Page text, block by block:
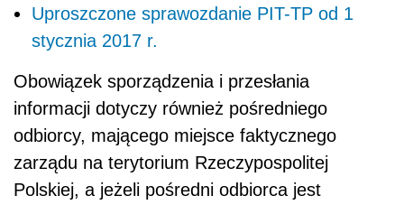
Uproszczone sprawozdanie PIT-TP od 1
stycznia 2017 r.
Obowiązek sporządzenia i przesłania
informacji dotyczy również pośredniego
odbiorcy, mającego miejsce faktycznego
zarządu na terytorium Rzeczypospolitej
Polskiej, a jeżeli pośredni odbiorca jest